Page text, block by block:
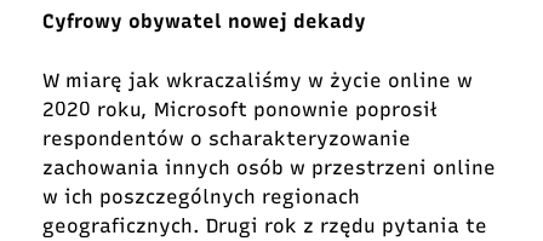
Cyfrowy obywatel nowej dekady
W miarę jak wkraczaliśmy w życie online w
2020 roku, Microsoft ponownie poprosił
respondentów o scharakteryzowanie
zachowania innych osób w przestrzeni online
w ich poszczególnych regionach
geograficznych. Drugi rok z rzędu pytania te